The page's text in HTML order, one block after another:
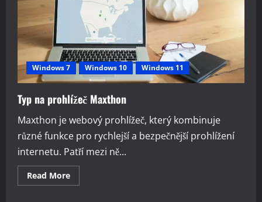
Windows 7 Windows 10 Windows 11
Typ na prohlížeč Maxthon
Maxthon je webový prohlížeč, který kombinuje
různé funkce pro rychlejší a bezpečnější prohlížení
internetu. Patří mezi ně...
Read MoreRead
more